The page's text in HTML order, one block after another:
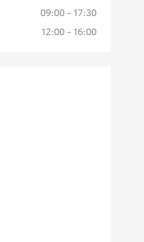
09:00 - 17:30
12:00 - 16:00